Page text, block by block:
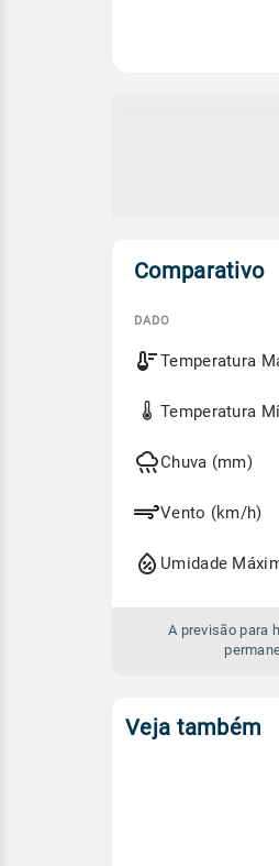
Comparativo
Comparativo
entre
previsão
amanhã
DADO
Temperatura
Temperatura
Chuva (mm)
Vento (km/h)
Umidade
A previsão para
Veja também